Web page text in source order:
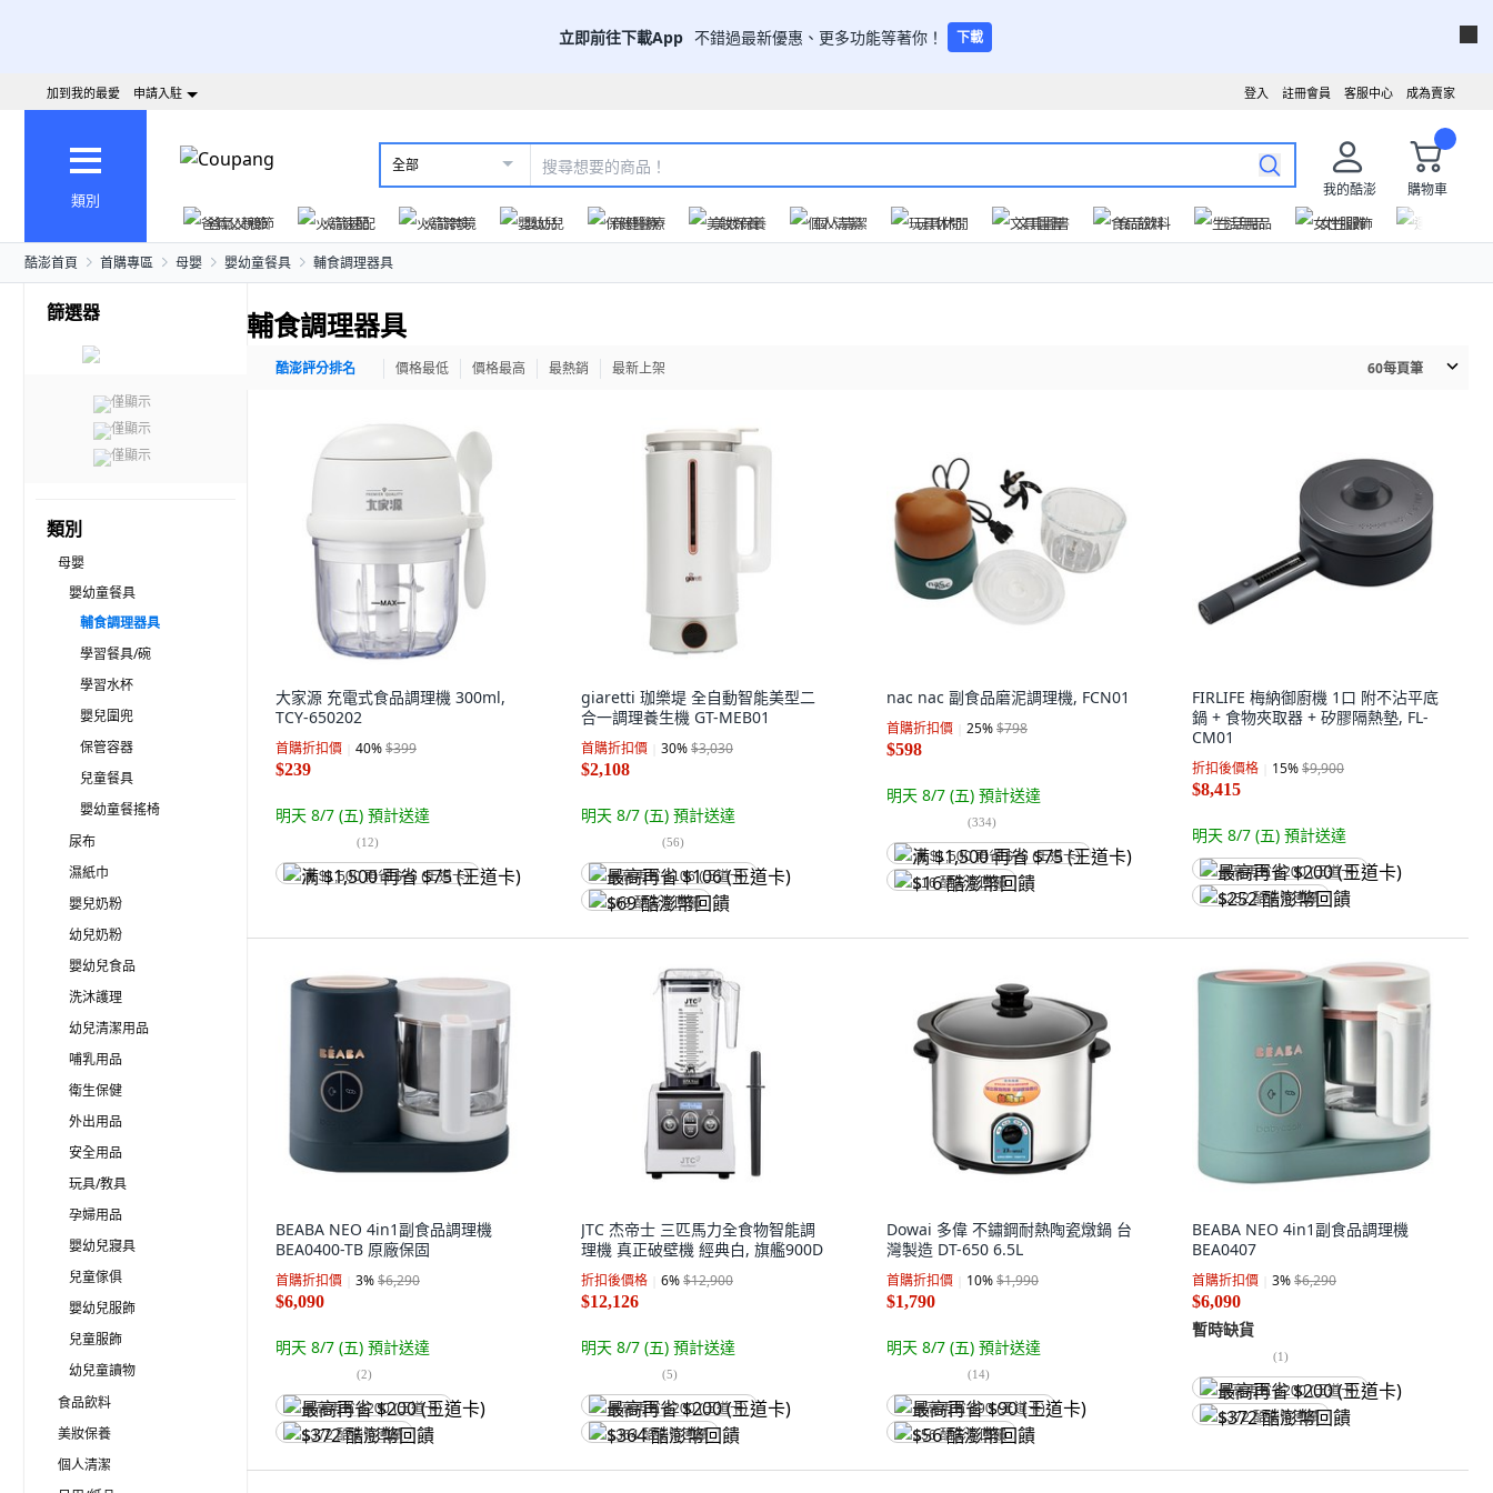
立即前往下載App 不錯過最新優惠、更多功能等著你！ 下載
成為賣家
客服中心
註冊會員
登入
加到我的最愛 申請入駐
類別
全部
我的酷澎
購物車
爸氣父親節
火箭速配 火箭跨境 嬰幼兒 保健醫療 美妝保養 個人清潔 玩具休閒 文具圖書 食品飲料 生活用品 女性服飾
酷澎首頁 首購專區 母嬰 嬰幼童餐具 輔食調理器具
篩選器
僅顯示
僅顯示
僅顯示
類別
母嬰
嬰幼童餐具
輔食調理器具
學習餐具/碗
學習水杯
嬰兒圍兜
保管容器
兒童餐具
嬰幼童餐搖椅
尿布
濕紙巾
嬰兒奶粉
幼兒奶粉
嬰幼兒食品
洗沐護理
幼兒清潔用品
哺乳用品
衛生保健
外出用品
安全用品
玩具/教具
孕婦用品
嬰幼兒寢具
兒童傢俱
嬰幼兒服飾
兒童服飾
幼兒童讀物
食品飲料
美妝保養
個人清潔
輔食調理器具
酷澎評分排名 價格最低 價格最高 最熱銷 最新上架 60每頁筆
大家源 充電式食品調理機 300ml,
TCY-650202
首購折扣價 40%$399
$239
明天 8/7 (五) 預計送達
(12)
满 $1,500 再省 $75 (王道卡)
giaretti 珈樂堤 全自動智能美型二
合一調理養生機 GT-MEB01
首購折扣價 30%$3,030
$2,108
明天 8/7 (五) 預計送達
(56)
最高再省 $106 (王道卡)
$69 酷澎幣回饋
nac nac 副食品磨泥調理機, FCN01
首購折扣價 25%$798
$598
明天 8/7 (五) 預計送達
(334)
满 $1,500 再省 $75 (王道卡)
$16 酷澎幣回饋
FIRLIFE 梅納御廚機 1口 附不沾平底
鍋 + 食物夾取器 + 矽膠隔熱墊, FL-
CM01
折扣後價格 15%$9,900
$8,415
明天 8/7 (五) 預計送達
最高再省 $200 (王道卡)
$252 酷澎幣回饋
BEABA NEO 4in1副食品調理機
BEA0400-TB 原廠保固
首購折扣價 3%$6,290
$6,090
明天 8/7 (五) 預計送達
(2)
最高再省 $200 (王道卡)
$372 酷澎幣回饋
JTC 杰帝士 三匹馬力全食物智能調
理機 真正破壁機 經典白, 旗艦900D
折扣後價格 6%$12,900
$12,126
明天 8/7 (五) 預計送達
(5)
最高再省 $200 (王道卡)
$364 酷澎幣回饋
Dowai 多偉 不鏽鋼耐熱陶瓷燉鍋 台
灣製造 DT-650 6.5L
首購折扣價 10%$1,990
$1,790
明天 8/7 (五) 預計送達
(14)
最高再省 $90 (王道卡)
$56 酷澎幣回饋
BEABA NEO 4in1副食品調理機
BEA0407
首購折扣價 3%$6,290
$6,090
暫時缺貨
(1)
最高再省 $200 (王道卡)
$372 酷澎幣回饋